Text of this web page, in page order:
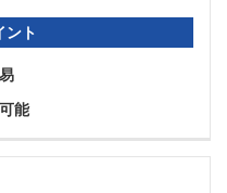
ント
能